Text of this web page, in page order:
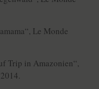
Le Monde
Trip in Amazonien“,